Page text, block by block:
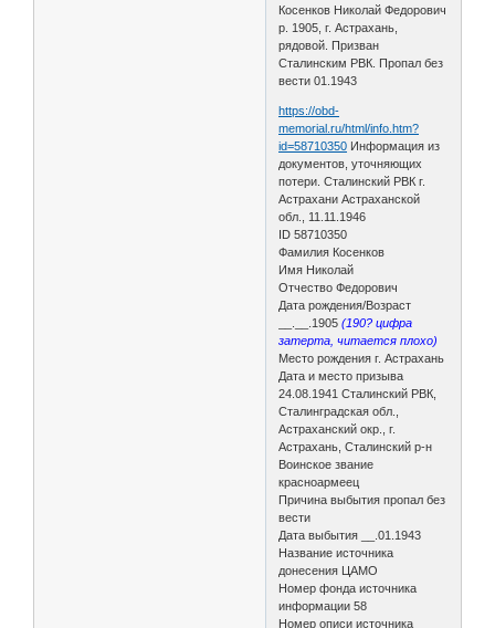
Косенков Николай Федорович
р. 1905, г. Астрахань,
рядовой. Призван
Сталинским РВК. Пропал без
вести 01.1943
https://obd-
memorial.ru/html/info.htm?
id=58710350 Информация из
документов, уточняющих
потери. Сталинский РВК г.
Астрахани Астраханской
обл., 11.11.1946
ID 58710350
Фамилия Косенков
Имя Николай
Отчество Федорович
Дата рождения/Возраст
__.__.1905(190? цифра
затерта, читается плохо)
Место рождения г. Астрахань
Дата и место призыва
24.08.1941 Сталинский РВК,
Сталинградская обл.,
Астраханский окр., г.
Астрахань, Сталинский р-н
Воинское звание
красноармеец
Причина выбытия пропал без
вести
Дата выбытия __.01.1943
Название источника
донесения ЦАМО
Номер фонда источника
информации 58
Номер описи источника